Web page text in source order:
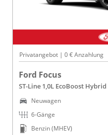
Privatangebot | 0 € Anzahlung
Ford Focus
ST-Line 1,0L EcoBoost Hybrid
Neuwagen
6-Gänge
Benzin (MHEV)